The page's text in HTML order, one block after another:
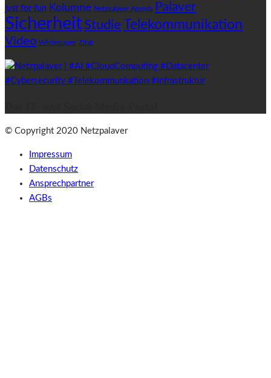
just for fun Kolumne Netzpalaver Agenda Palaver
Sicherheit Studie Telekommunikation
Video Whitepaper Zitat
© Copyright 2020 Netzpalaver
Impressum
Datenschutz
Ansprechpartner
AGBs